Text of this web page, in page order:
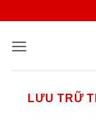
nội
LƯU TRỮ